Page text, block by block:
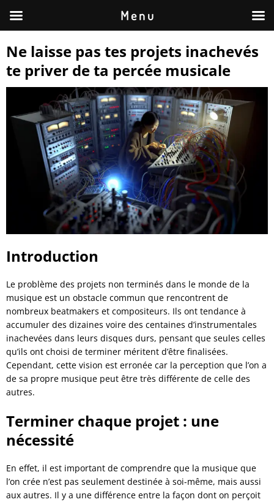
Ne laisse pas tes projets inachevés
te priver de ta percée musicale
Introduction
Le problème des projets non terminés dans le monde de la
musique est un obstacle commun que rencontrent de
nombreux beatmakers et compositeurs. Ils ont tendance à
accumuler des dizaines voire des centaines d’instrumentales
inachevées dans leurs disques durs, pensant que seules celles
qu’ils ont choisi de terminer méritent d’être finalisées.
Cependant, cette vision est erronée car la perception que l’on a
de sa propre musique peut être très différente de celle des
autres.
Terminer chaque projet : une
nécessité
En effet, il est important de comprendre que la musique que
l’on crée n’est pas seulement destinée à soi-même, mais aussi
aux autres. Il y a une différence entre la façon dont on perçoit
M e n u